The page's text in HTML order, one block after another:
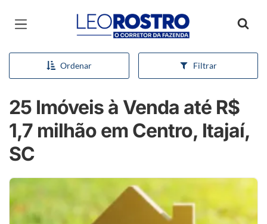
Página inicial
Ordenar Filtrar
25 Imóveis à Venda até R$
1,7 milhão em Centro, Itajaí,
SC